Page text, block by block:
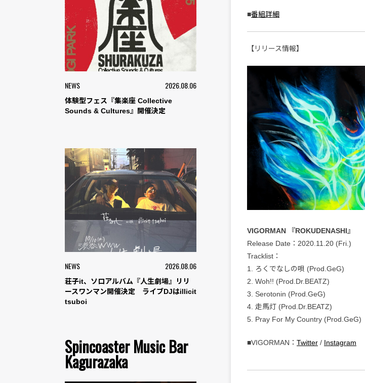
NEWS 2026.08.06
体験型フェス『集楽座 Collective
Sounds & Cultures』開催決定
NEWS 2026.08.06
荘子it、ソロアルバム『人生劇場』リリ
ースワンマン開催決定 ライブDJはillicit
tsuboi
Spincoaster Music Bar
Kagurazaka
■番組詳細
【リリース情報】
VIGORMAN 『ROKUDENASHI』
Release Date：2020.11.20 (Fri.)
Tracklist：
1. ろくでなしの唄 (Prod.GeG)
2. Woh!! (Prod.Dr.BEATZ)
3. Serotonin (Prod.GeG)
4. 走馬灯 (Prod.Dr.BEATZ)
5. Pray For My Country (Prod.GeG)
■VIGORMAN： Twitter / Instagram